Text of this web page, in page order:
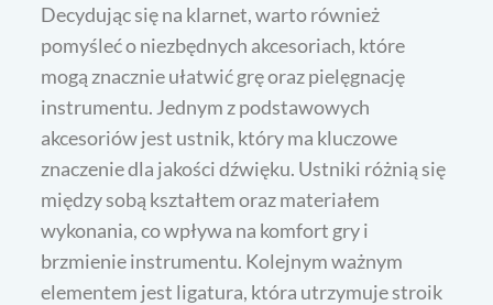
Decydując się na klarnet, warto również
pomyśleć o niezbędnych akcesoriach, które
mogą znacznie ułatwić grę oraz pielęgnację
instrumentu. Jednym z podstawowych
akcesoriów jest ustnik, który ma kluczowe
znaczenie dla jakości dźwięku. Ustniki różnią się
między sobą kształtem oraz materiałem
wykonania, co wpływa na komfort gry i
brzmienie instrumentu. Kolejnym ważnym
elementem jest ligatura, która utrzymuje stroik